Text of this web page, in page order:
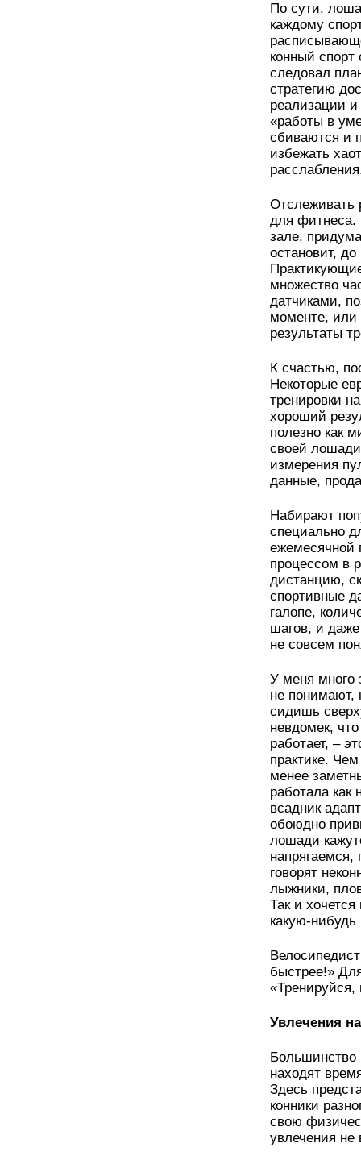
По сути,
каждому
конный спорт
следовал
стратегию
реализации
«работы в
сбиваются и
избежать
Отслеживать
для фитнеса.
зале,
остановит,
множество
датчиками,
моменте, или
результаты
К счастью,
Некоторые
тренировки
хороший
полезно как
своей лошади
измерения
данные,
Набирают
специально
ежемесячной
процессом в
дистанцию,
спортивные
галопе,
шагов, и
не совсем
У меня много
не понимают,
сидишь
невдомек,
работает, –
практике.
менее
работала как
всадник
обоюдно
лошади
говорят
лыжники,
Так и
какую-
быстрее!»
«Тренируйся,
Увлечения
Большинство
находят
Здесь
конники
свою
увлечения не